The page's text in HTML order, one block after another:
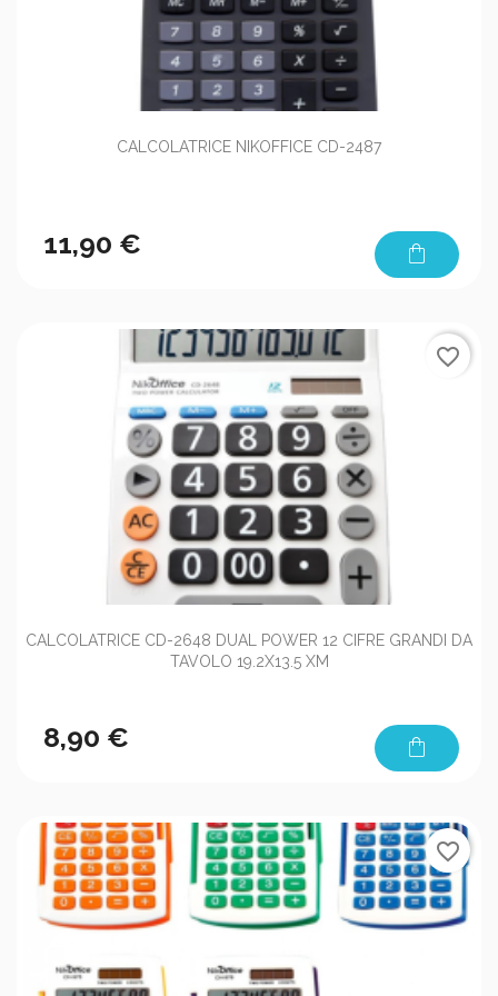
CALCOLATRICE NIKOFFICE CD-2487
11,90 € shopping_bag
CALCOLATRICE CD-2648 DUAL POWER 12 CIFRE GRANDI DA
TAVOLO 19.2X13.5 XM
8,90 € shopping_bag
favorite_border
favorite_border